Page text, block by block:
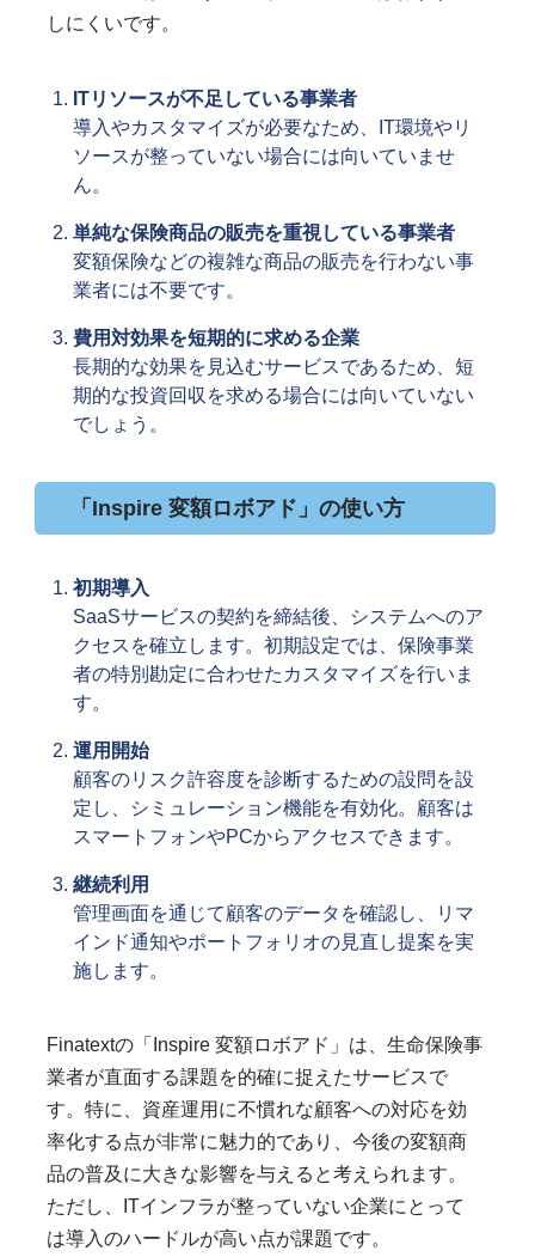
しにくいです。
ITリソースが不足している事業者
導入やカスタマイズが必要なため、IT環境やリ
ソースが整っていない場合には向いていませ
ん。
単純な保険商品の販売を重視している事業者
変額保険などの複雑な商品の販売を行わない事
業者には不要です。
費用対効果を短期的に求める企業
長期的な効果を見込むサービスであるため、短
期的な投資回収を求める場合には向いていない
でしょう。
「Inspire 変額ロボアド」の使い方
初期導入
SaaSサービスの契約を締結後、システムへのア
クセスを確立します。初期設定では、保険事業
者の特別勘定に合わせたカスタマイズを行いま
す。
運用開始
顧客のリスク許容度を診断するための設問を設
定し、シミュレーション機能を有効化。顧客は
スマートフォンやPCからアクセスできます。
継続利用
管理画面を通じて顧客のデータを確認し、リマ
インド通知やポートフォリオの見直し提案を実
施します。
Finatextの「Inspire 変額ロボアド」は、生命保険事
業者が直面する課題を的確に捉えたサービスで
す。特に、資産運用に不慣れな顧客への対応を効
率化する点が非常に魅力的であり、今後の変額商
品の普及に大きな影響を与えると考えられます。
ただし、ITインフラが整っていない企業にとって
は導入のハードルが高い点が課題です。